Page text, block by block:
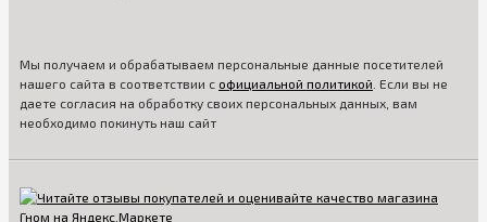
Мы получаем и обрабатываем персональные данные посетителей
нашего сайта в соответствии с официальной политикой . Если вы не
даете согласия на обработку своих персональных данных, вам
необходимо покинуть наш сайт